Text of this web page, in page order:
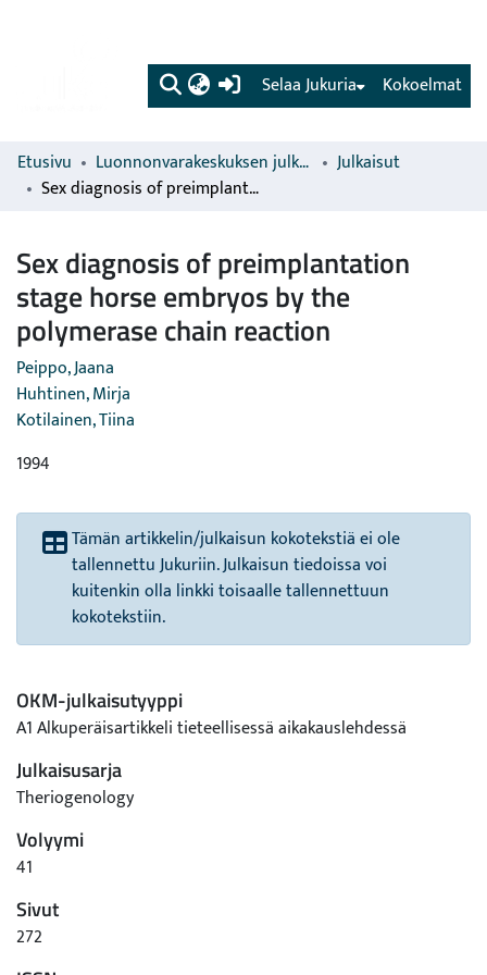
(current) Kokoelmat
Selaa Jukuria
Etusivu Luonnonvarakeskuksen julkaisut
Julkaisut
Sex diagnosis of preimplantation stage horse embryos by the polymerase chain reaction
Sex diagnosis of preimplantation
stage horse embryos by the
polymerase chain reaction
Peippo, Jaana
Huhtinen, Mirja
Kotilainen, Tiina
1994
Tämän artikkelin/julkaisun kokotekstiä ei ole
tallennettu Jukuriin. Julkaisun tiedoissa voi
kuitenkin olla linkki toisaalle tallennettuun
kokotekstiin.
OKM-julkaisutyyppi
A1 Alkuperäisartikkeli tieteellisessä aikakauslehdessä
Julkaisusarja
Theriogenology
Volyymi
41
Sivut
272